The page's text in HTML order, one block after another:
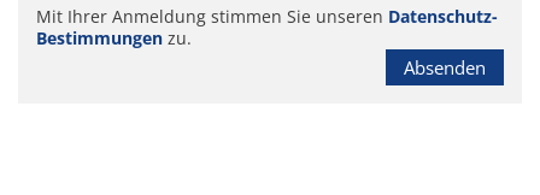
Mit Ihrer Anmeldung stimmen Sie unseren Datenschutz-
Bestimmungen zu.
Absenden